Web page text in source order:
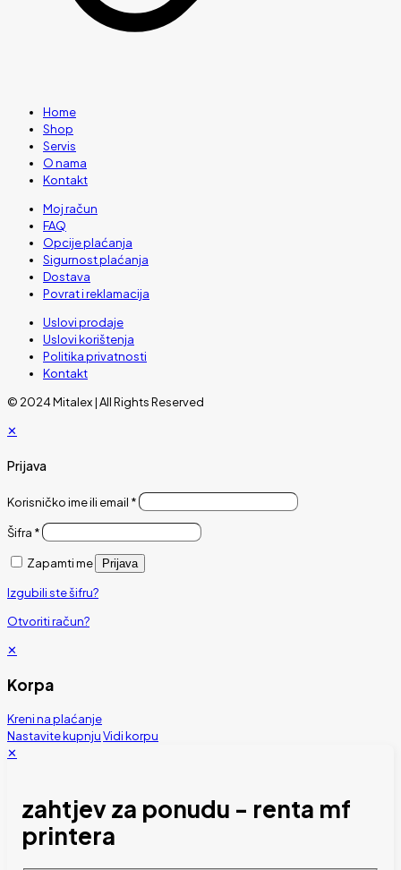
Home
Shop
Servis
O nama
Kontakt
Moj račun
FAQ
Opcije plaćanja
Sigurnost plaćanja
Dostava
Povrat i reklamacija
Uslovi prodaje
Uslovi korištenja
Politika privatnosti
Kontakt
© 2024 Mitalex | All Rights Reserved
✕
Prijava
Korisničko ime ili email *
Šifra *
Zapamti me Prijava
Izgubili ste šifru?
Otvoriti račun?
✕
Korpa
Kreni na plaćanje
Nastavite kupnjuVidi korpu
✕
zahtjev za ponudu - renta mf
printera